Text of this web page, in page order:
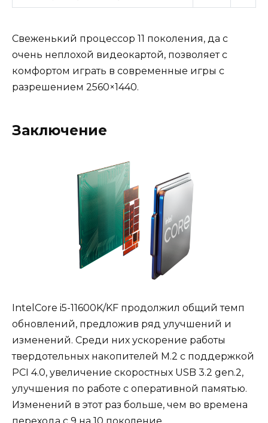
Свеженький процессор 11 поколения, да с
очень неплохой видеокартой, позволяет с
комфортом играть в современные игры с
разрешением 2560×1440.
Заключение
IntelCore i5-11600K/KF продолжил общий темп
обновлений, предложив ряд улучшений и
изменений. Среди них ускорение работы
твердотельных накопителей M.2 с поддержкой
PCI 4.0, увеличение скоростных USB 3.2 gen.2,
улучшения по работе с оперативной памятью.
Изменений в этот раз больше, чем во времена
перехода с 9 на 10 поколение.